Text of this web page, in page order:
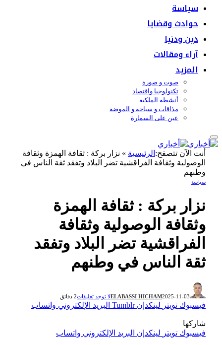
سياسة
حوادث وقضايا
دين ودنيا
آراء ومقالات
المزيد
صوت و صورة
تكنولوجيا واقتصاد
أنشطة الملكية
مذاقات و سياحة و الموضة
عين على السمارة
أنت الآن تتصفح:الرئيسية»نزار بركة : ثقافة الهمزة وثقافة
الوصولية وثقافة الفراقشية تضر البلاد وتفقد ثقة الناس في
وطنهم
سياسة
نزار بركة : ثقافة الهمزة
وثقافة الوصولية وثقافة
الفراقشية تضر البلاد وتفقد
ثقة الناس في وطنهم
ELABASSI HICHAM2025-11-03 لا توجد تعليقات2 دقائق
فيسبوك تويتر لينكدإن Tumblr البريد الإلكتروني واتساب
شاركها
فيسبوك تويتر لينكدإن البريد الإلكتروني واتساب